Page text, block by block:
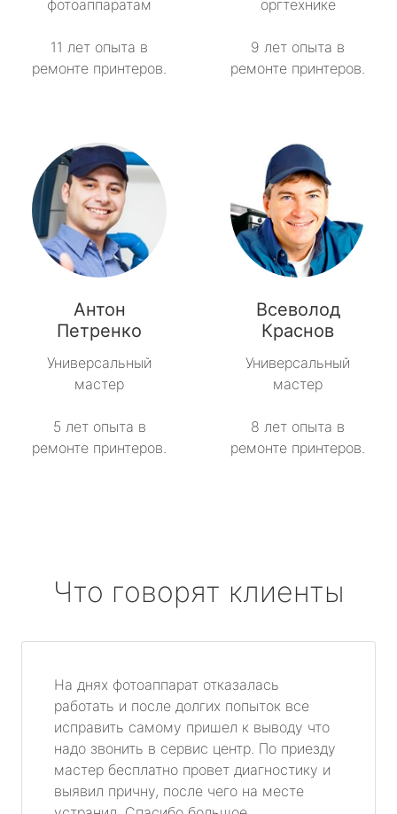
фотоаппаратам
11 лет опыта в
ремонте принтеров.
оргтехнике
9 лет опыта в
ремонте принтеров.
Антон
Петренко
Универсальный
мастер
5 лет опыта в
ремонте принтеров.
Всеволод
Краснов
Универсальный
мастер
8 лет опыта в
ремонте принтеров.
Что говорят клиенты
На днях фотоаппарат отказалась
работать и после долгих попыток все
исправить самому пришел к выводу что
надо звонить в сервис центр. По приезду
мастер бесплатно провет диагностику и
выявил причну, после чего на месте